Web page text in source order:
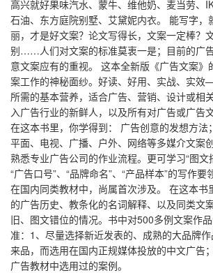
高兴就好果味汽水、蒙牛、维他奶、麦当劳、
石油、东方庭院别墅、艾黛妮内衣。 能写字，
丽，才是好文案？论文写得长，文案一定棒？
别……人们对文案的标准莫衷一是；目前的广
意文案应有的重视。 这本全新版《广告文案》
案工作的神秘面纱。好读、好用、实战、实
所需的基本营养，适合广告、营销、设计或相
入广告行业的新鲜人，以及所有对广告或广告
在这本书里，你学得到： 广告创意的发想方法
平面、电视、广播、户外、网络等多媒介文案
熟悉专业广告公司的作业流程。更可学习“图文
“广告口号”、“品牌命名”、“产品样本”的写作要
在国内同类教材中，尚属首次涉及。 在这本书
的广告历史、教条化的名词解释、以及同类文
旧、图文错位的情况。书中对500多例文案作
准：1、尽量选择新近发表的、成熟的大品牌
来品，而选用在国内正规媒体投放的中文广告
广告教材中选用过的案例。